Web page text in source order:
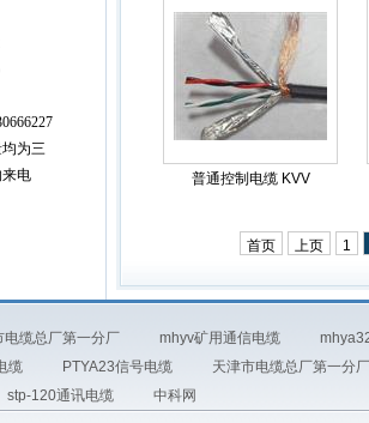
为三
电
普通控制电缆 KVV
首页 上页 1
电缆总厂第一分厂 mhyv矿用通信电缆
缆 PTYA23信号电缆
天津市电缆总厂第一分
stp-120通讯电缆 中科网